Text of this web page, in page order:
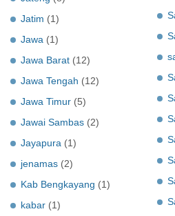
Jatim (1)
Jawa (1)
Jawa Barat (12)
Jawa Tengah (12)
Jawa Timur (5)
Jawai Sambas (2)
Jayapura (1)
jenamas (2)
Kab Bengkayang (1)
kabar (1)